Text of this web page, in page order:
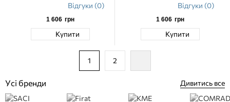
Відгуки (0)
1 606 грн
Купити
Відгуки (0)
1 606 грн
Купити
1 2
Усі бренди Дивитись все